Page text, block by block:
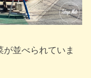
並べられていま